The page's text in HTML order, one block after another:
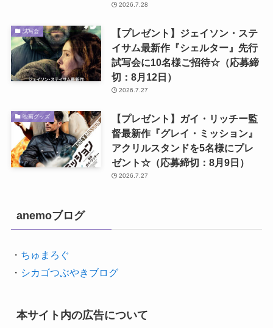
2026.7.28
試写会
【プレゼント】ジェイソン・ステ
イサム最新作『シェルター』先行
試写会に10名様ご招待☆（応募締
切：8月12日）
2026.7.27
映画グッズ
【プレゼント】ガイ・リッチー監
督最新作『グレイ・ミッション』
アクリルスタンドを5名様にプレ
ゼント☆（応募締切：8月9日）
2026.7.27
anemoブログ
・ ちゅまろぐ
・ シカゴつぶやきブログ
本サイト内の広告について